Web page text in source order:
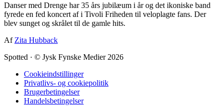
Danser med Drenge har 35 års jubilæum i år og det ikoniske band
fyrede en fed koncert af i Tivoli Friheden til veloplagte fans. Der
blev sunget og skrålet til de gamle hits.
Af Zita Hubback
Spotted · © Jysk Fynske Medier 2026
Cookieindstillinger
Privatlivs- og cookiepolitik
Brugerbetingelser
Handelsbetingelser